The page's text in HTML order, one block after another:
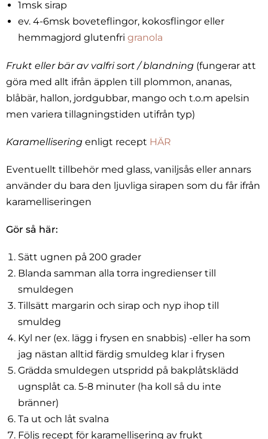
1msk sirap
ev. 4-6msk boveteflingor, kokosflingor eller
hemmagjord glutenfri granola
Frukt eller bär av valfri sort / blandning (fungerar att
göra med allt ifrån äpplen till plommon, ananas,
blåbär, hallon, jordgubbar, mango och t.o.m apelsin
men variera tillagningstiden utifrån typ)
Karamellisering enligt recept HÄR
Eventuellt tillbehör med glass, vaniljsås eller annars
använder du bara den ljuvliga sirapen som du får ifrån
karamelliseringen
Gör så här:
Sätt ugnen på 200 grader
Blanda samman alla torra ingredienser till
smuldegen
Tillsätt margarin och sirap och nyp ihop till
smuldeg
Kyl ner (ex. lägg i frysen en snabbis) -eller ha som
jag nästan alltid färdig smuldeg klar i frysen
Grädda smuldegen utspridd på bakplåtsklädd
ugnsplåt ca. 5-8 minuter (ha koll så du inte
bränner)
Ta ut och låt svalna
Följs recept för karamellisering av frukt